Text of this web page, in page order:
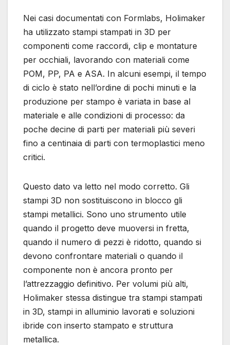
Nei casi documentati con Formlabs, Holimaker
ha utilizzato stampi stampati in 3D per
componenti come raccordi, clip e montature
per occhiali, lavorando con materiali come
POM, PP, PA e ASA. In alcuni esempi, il tempo
di ciclo è stato nell’ordine di pochi minuti e la
produzione per stampo è variata in base al
materiale e alle condizioni di processo: da
poche decine di parti per materiali più severi
fino a centinaia di parti con termoplastici meno
critici.
Questo dato va letto nel modo corretto. Gli
stampi 3D non sostituiscono in blocco gli
stampi metallici. Sono uno strumento utile
quando il progetto deve muoversi in fretta,
quando il numero di pezzi è ridotto, quando si
devono confrontare materiali o quando il
componente non è ancora pronto per
l’attrezzaggio definitivo. Per volumi più alti,
Holimaker stessa distingue tra stampi stampati
in 3D, stampi in alluminio lavorati e soluzioni
ibride con inserto stampato e struttura
metallica.